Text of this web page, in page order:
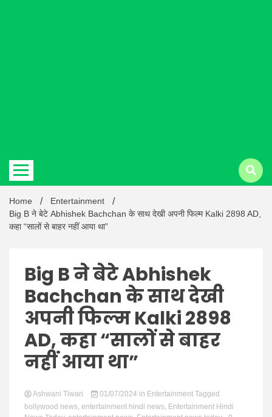
Latest
Hindi
News
Home
Entertainment
Big B ने बेटे Abhishek Bachchan के साथ देखी अपनी फिल्म Kalki 2898 AD,
कहा “सालों से बाहर नहीं आया था”
Big B ने बेटे Abhishek
Bachchan के साथ देखी
अपनी फिल्म Kalki 2898
AD, कहा “सालों से बाहर
नहीं आया था”
Ashwani Tiwari 01/07/2024 in Entertainment Tagged
bollywood news, entertainment hindi news, Entertainment Hindi